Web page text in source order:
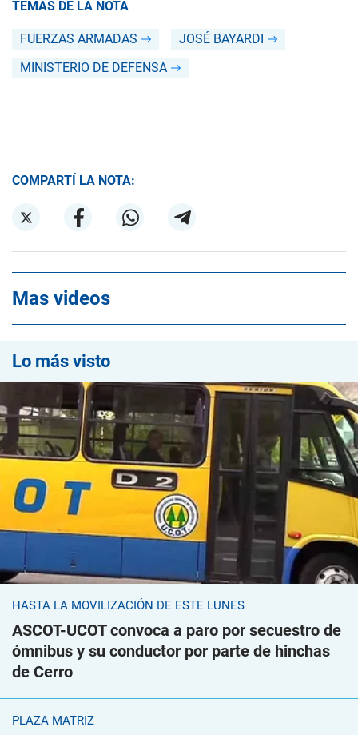
TEMAS DE LA NOTA
FUERZAS ARMADAS
JOSÉ BAYARDI
MINISTERIO DE DEFENSA
COMPARTÍ LA NOTA:
Mas videos
Lo más visto
HASTA LA MOVILIZACIÓN DE ESTE LUNES
ASCOT-UCOT convoca a paro por secuestro de
ómnibus y su conductor por parte de hinchas
de Cerro
PLAZA MATRIZ